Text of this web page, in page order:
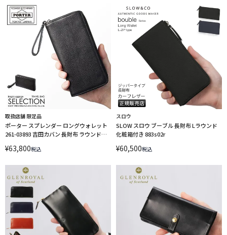
取扱店舗 限定品
ポーター スプレンダー ロングウォレット
261-03893 吉田カバン 長財布 ラウンドフ
¥63,800税込
スロウ
SLOW スロウ ブーブル 長財布 Lラウンド
化粧箱付き 883s02r
¥60,500税込